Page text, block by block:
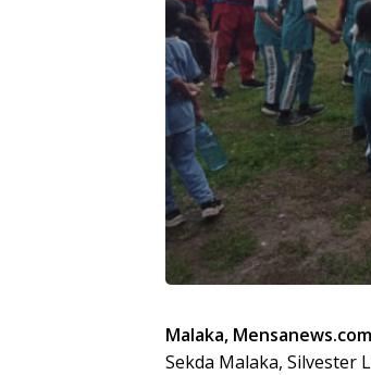
Malaka, Mensanews.com
Sekda Malaka, Silvester